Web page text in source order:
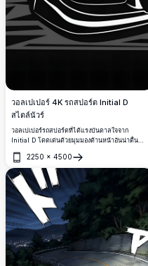
วอลเปเปอร์ 4K รถสปอร์ต Initial D
สไตล์นัวร์
วอลเปเปอร์รถสปอร์ตที่ได้แรงบันดาลใจจาก
Initial D โดดเด่นด้วยมุมมองด้านหน้าอันน่าตื่นตา
รายละเอียดภาพวาดที่คมชัด ออกแบบในรูปแบบ
แนวตั้งความละเอียดสูงระดับ 4K เพื่อสร้างฉากหลัง
ที่โฉบเฉี่ยวและเปี่ยมพลังสำหรับสมาร์ตโฟนและ
จอแสดงผลสมัยใหม่
2250 × 4500
เปิด